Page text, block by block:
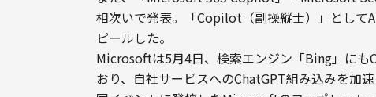
相次いで発表。「Copilot（副操縦士）」として
ピールした。
Microsoftは5月4日、検索エンジン「Bing」にも
おり、自社サービスへのChatGPT組み込みを加速